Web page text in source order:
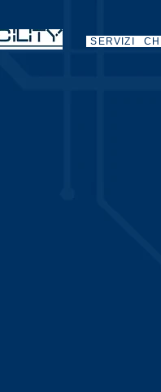
SERVIZI